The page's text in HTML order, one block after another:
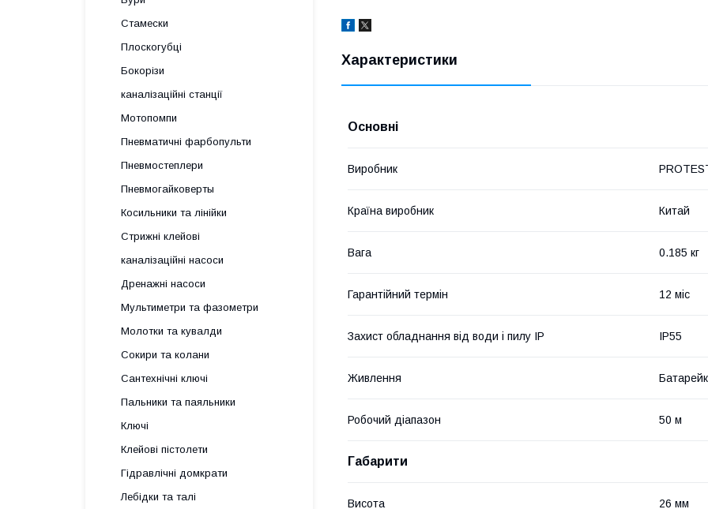
Характеристики
Основні
Виробник
Країна виробник Китай
Вага 0.185 кг
Гарантійний термін 12 міс
Захист обладнання від води і пилу IP IP55
Живлення
Робочий діапазон 50 м
Габарити
Висота 26 мм
Стамески
Плоскогубці
Бокорізи
каналізаційні станції
Мотопомпи
Пневматичні фарбопульти
Пневмостеплери
Пневмогайковерты
Косильники та лінійки
Стрижні клейові
каналізаційні насоси
Дренажні насоси
Мультиметри та фазометри
Молотки та кувалди
Сокири та колани
Сантехнічні ключі
Пальники та паяльники
Ключі
Клейові пістолети
Гідравлічні домкрати
Лебідки та талі